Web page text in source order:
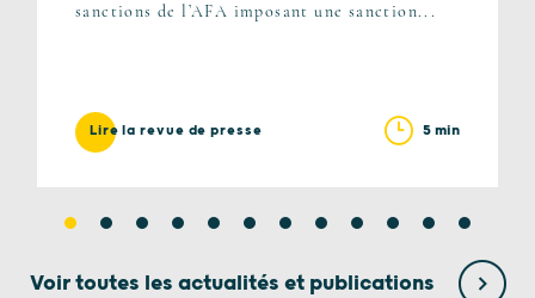
sanctions de l’AFA imposant une sanction...
Lire la revue de presse 5 min
Voir toutes les actualités et publications